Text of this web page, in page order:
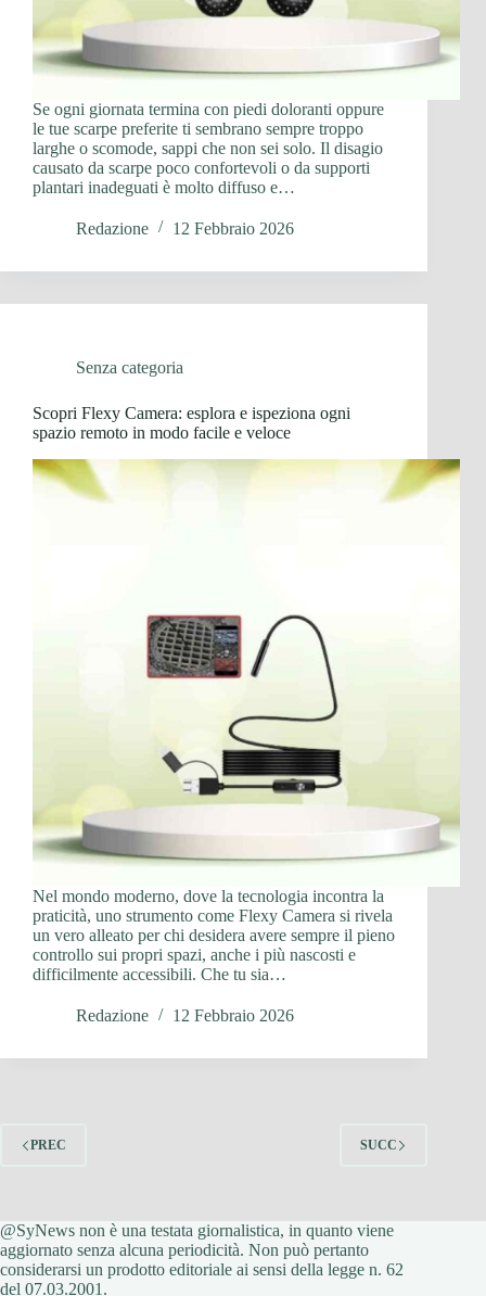
Se ogni giornata termina con piedi doloranti oppure
le tue scarpe preferite ti sembrano sempre troppo
larghe o scomode, sappi che non sei solo. Il disagio
causato da scarpe poco confortevoli o da supporti
plantari inadeguati è molto diffuso e…
Redazione 12 Febbraio 2026
Senza categoria
Scopri Flexy Camera: esplora e ispeziona ogni
spazio remoto in modo facile e veloce
Nel mondo moderno, dove la tecnologia incontra la
praticità, uno strumento come Flexy Camera si rivela
un vero alleato per chi desidera avere sempre il pieno
controllo sui propri spazi, anche i più nascosti e
difficilmente accessibili. Che tu sia…
Redazione 12 Febbraio 2026
PREC SUCC
@SyNews non è una testata giornalistica, in quanto viene
aggiornato senza alcuna periodicità. Non può pertanto
considerarsi un prodotto editoriale ai sensi della legge n. 62
del 07.03.2001.